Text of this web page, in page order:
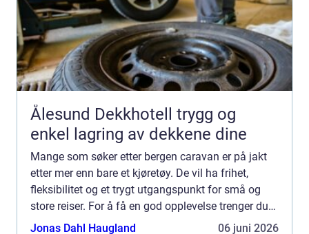
Ålesund Dekkhotell trygg og
enkel lagring av dekkene dine
Mange som søker etter bergen caravan er på jakt
etter mer enn bare et kjøretøy. De vil ha frihet,
fleksibilitet og et trygt utgangspunkt for små og
store reiser. For å få en god opplevelse trenger du
både riktig bobil eller campingvogn, solid oppfølg...
Jonas Dahl Haugland 06 juni 2026